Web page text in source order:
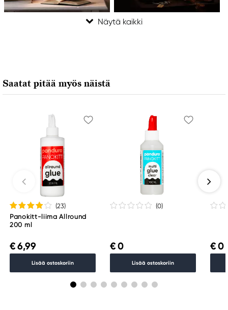
Saatat pitää myös näistä
(23)
Panokitt-liima Allround
200 ml
€ 6,99
Lisää ostoskoriin
(0)
€ 0
Lisää ostoskoriin
€ 0